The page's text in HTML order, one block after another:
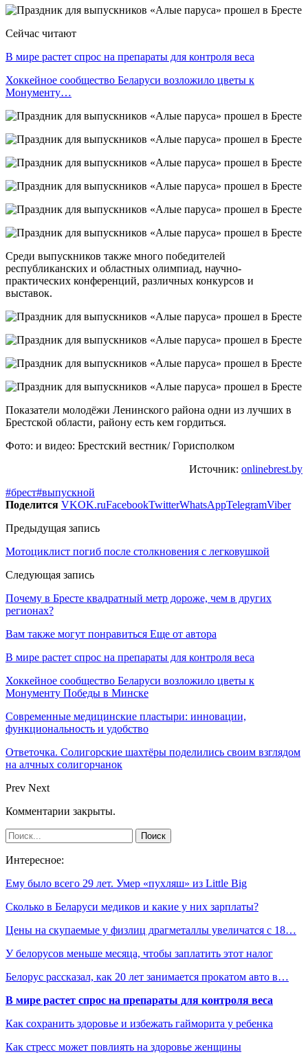
Сейчас читают
В мире растет спрос на препараты для контроля веса
Хоккейное сообщество Беларуси возложило цветы к
Монументу…
Среди выпускников также много победителей
республиканских и областных олимпиад, научно-
практических конференций, различных конкурсов и
выставок.
Показатели молодёжи Ленинского района одни из лучших в
Брестской области, району есть кем гордиться.
Фото: и видео: Брестский вестник/ Горисполком
Источник: onlinebrest.by
#брест#выпускной
Поделится VKOK.ruFacebookTwitterWhatsAppTelegramViber
Предыдущая запись
Мотоциклист погиб после столкновения с легковушкой
Следующая запись
Почему в Бресте квадратный метр дороже, чем в других
регионах?
Вам также могут понравиться Еще от автора
В мире растет спрос на препараты для контроля веса
Хоккейное сообщество Беларуси возложило цветы к
Монументу Победы в Минске
Современные медицинские пластыри: инновации,
функциональность и удобство
Ответочка. Солигорские шахтёры поделились своим взглядом
на алчных солигорчанок
Prev Next
Комментарии закрыты.
Интересное:
Ему было всего 29 лет. Умер «пухляш» из Little Big
Сколько в Беларуси медиков и какие у них зарплаты?
Цены на скупаемые у физлиц драгметаллы увеличатся с 18…
У белорусов меньше месяца, чтобы заплатить этот налог
Белорус рассказал, как 20 лет занимается прокатом авто в…
В мире растет спрос на препараты для контроля веса
Как сохранить здоровье и избежать гайморита у ребенка
Как стресс может повлиять на здоровье женщины